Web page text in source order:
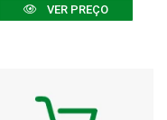
VER PREÇO